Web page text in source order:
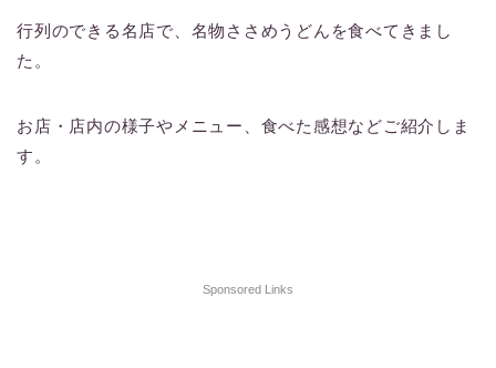
行列のできる名店で、名物ささめうどんを食べてきまし
た。
お店・店内の様子やメニュー、食べた感想などご紹介しま
す。
Sponsored Links